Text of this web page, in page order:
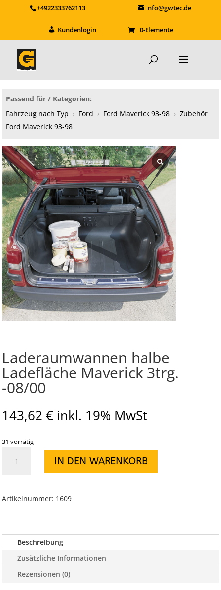
+4922333762113 info@gwtec.de
Kundenlogin 0-Elemente
Passend für / Kategorien:
Fahrzeug nach Typ › Ford › Ford Maverick 93-98 › Zubehör
Ford Maverick 93-98
Laderaumwannen halbe
Ladefläche Maverick 3trg.
-08/00
143,62 € inkl. 19% MwSt
31 vorrätig
Laderaumwannen
halbe
3trg.
IN DEN WARENKORB
Artikelnummer: 1609
Beschreibung
Zusätzliche Informationen
Rezensionen (0)